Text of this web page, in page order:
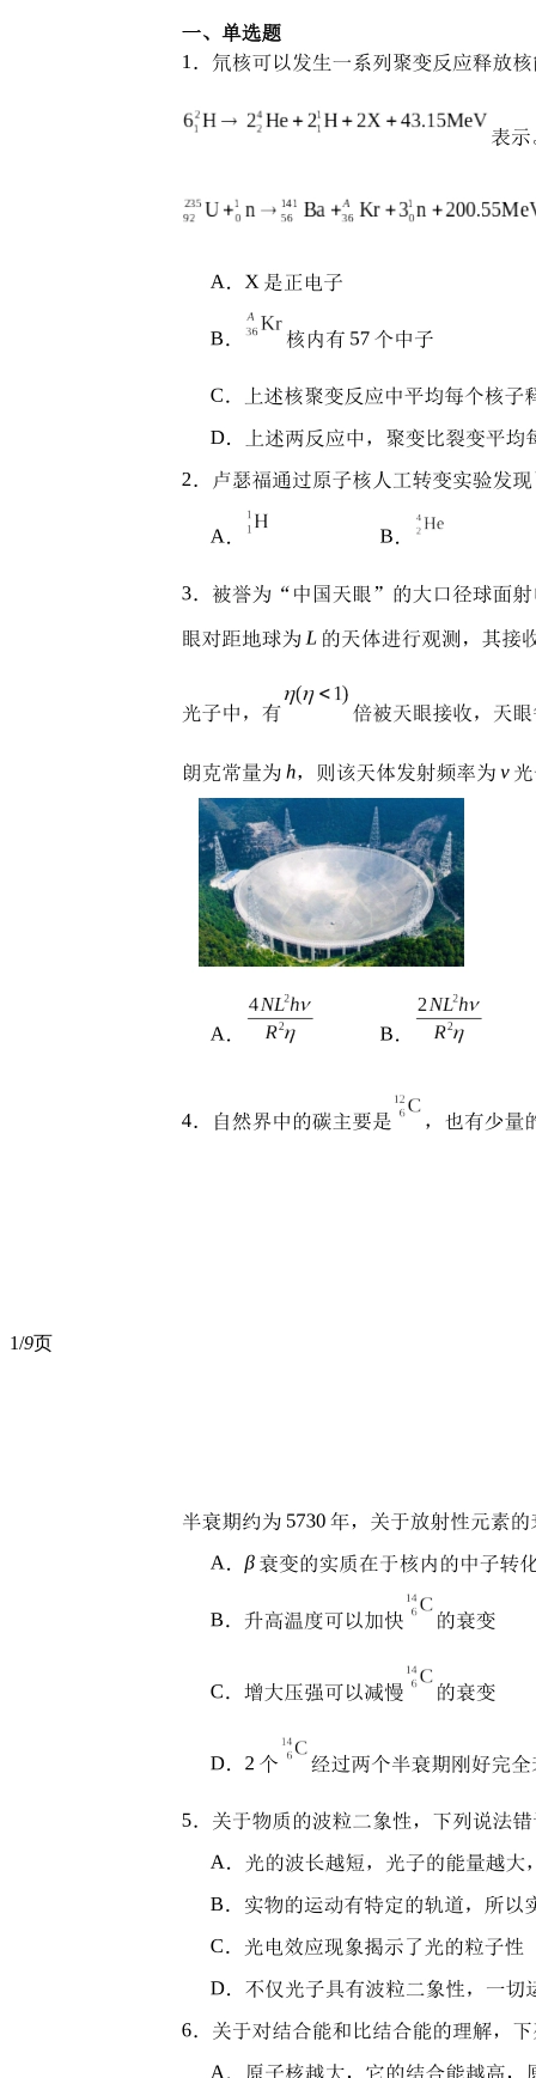
1/9页